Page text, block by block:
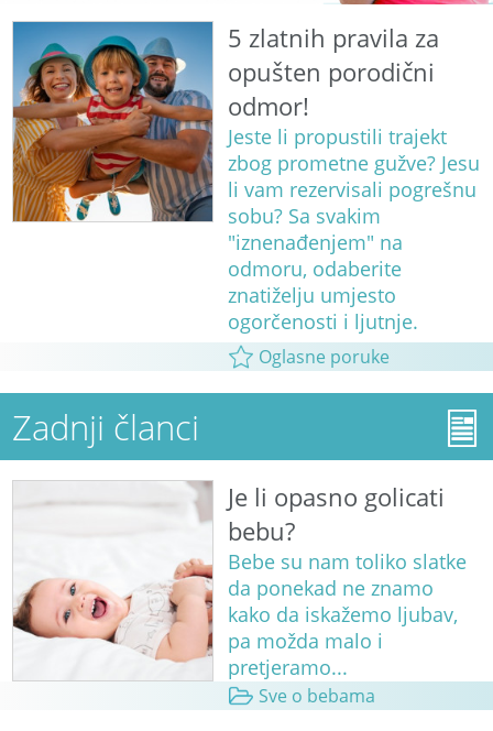
5 zlatnih pravila za
opušten porodični
odmor!
Jeste li propustili trajekt
zbog prometne gužve? Jesu
li vam rezervisali pogrešnu
sobu? Sa svakim
"iznenađenjem" na
odmoru, odaberite
znatiželju umjesto
ogorčenosti i ljutnje.
Oglasne poruke
Zadnji članci
Je li opasno golicati
bebu?
Bebe su nam toliko slatke
da ponekad ne znamo
kako da iskažemo ljubav,
pa možda malo i
pretjeramo...
Sve o bebama